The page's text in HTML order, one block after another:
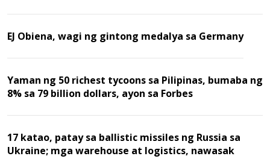
EJ Obiena, wagi ng gintong medalya sa Germany
Yaman ng 50 richest tycoons sa Pilipinas, bumaba ng
8% sa 79 billion dollars, ayon sa Forbes
17 katao, patay sa ballistic missiles ng Russia sa
Ukraine; mga warehouse at logistics, nawasak